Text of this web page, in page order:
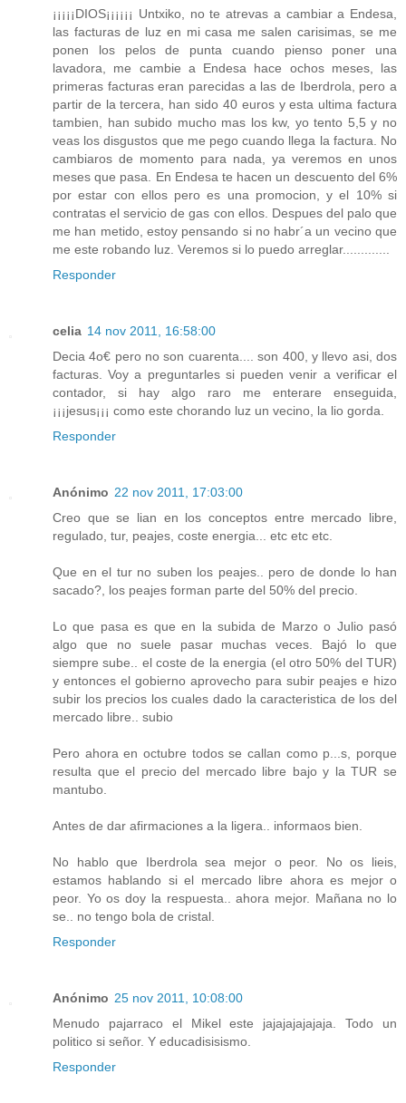
¡¡¡¡¡DIOS¡¡¡¡¡¡ Untxiko, no te atrevas a cambiar a Endesa,
las facturas de luz en mi casa me salen carisimas, se me
ponen los pelos de punta cuando pienso poner una
lavadora, me cambie a Endesa hace ochos meses, las
primeras facturas eran parecidas a las de Iberdrola, pero a
partir de la tercera, han sido 40 euros y esta ultima factura
tambien, han subido mucho mas los kw, yo tento 5,5 y no
veas los disgustos que me pego cuando llega la factura. No
cambiaros de momento para nada, ya veremos en unos
meses que pasa. En Endesa te hacen un descuento del 6%
por estar con ellos pero es una promocion, y el 10% si
contratas el servicio de gas con ellos. Despues del palo que
me han metido, estoy pensando si no habr´a un vecino que
me este robando luz. Veremos si lo puedo arreglar.............
Responder
celia 14 nov 2011, 16:58:00
Decia 4o€ pero no son cuarenta.... son 400, y llevo asi, dos
facturas. Voy a preguntarles si pueden venir a verificar el
contador, si hay algo raro me enterare enseguida,
¡¡¡jesus¡¡¡ como este chorando luz un vecino, la lio gorda.
Responder
Anónimo 22 nov 2011, 17:03:00
Creo que se lian en los conceptos entre mercado libre,
regulado, tur, peajes, coste energia... etc etc etc.
Que en el tur no suben los peajes.. pero de donde lo han
sacado?, los peajes forman parte del 50% del precio.
Lo que pasa es que en la subida de Marzo o Julio pasó
algo que no suele pasar muchas veces. Bajó lo que
siempre sube.. el coste de la energia (el otro 50% del TUR)
y entonces el gobierno aprovecho para subir peajes e hizo
subir los precios los cuales dado la caracteristica de los del
mercado libre.. subio
Pero ahora en octubre todos se callan como p...s, porque
resulta que el precio del mercado libre bajo y la TUR se
mantubo.
Antes de dar afirmaciones a la ligera.. informaos bien.
No hablo que Iberdrola sea mejor o peor. No os lieis,
estamos hablando si el mercado libre ahora es mejor o
peor. Yo os doy la respuesta.. ahora mejor. Mañana no lo
se.. no tengo bola de cristal.
Responder
Anónimo 25 nov 2011, 10:08:00
Menudo pajarraco el Mikel este jajajajajajaja. Todo un
politico si señor. Y educadisisismo.
Responder